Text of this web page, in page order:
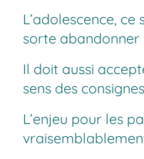
L’adolescence,
sorte abandonner
Il doit aussi
sens des
L’enjeu pour les